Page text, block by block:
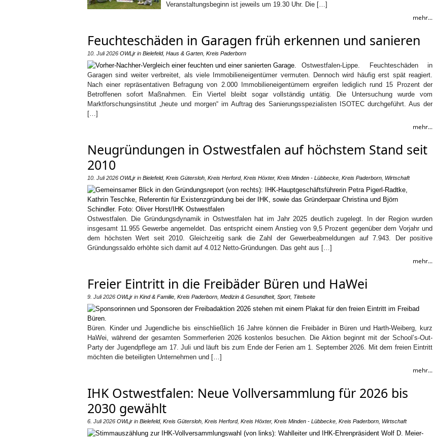
Veranstaltungsbeginn ist jeweils um 19.30 Uhr. Die […]
mehr...
Feuchteschäden in Garagen früh erkennen und sanieren
10. Juli 2026 OWLjr in Bielefeld, Haus & Garten Kreis Paderborn
Ostwestfalen-Lippe. Feuchteschäden in
Garagen sind weiter verbreitet, als viele Immobilieneigentümer vermuten. Dennoch wird häufig erst spät reagiert.
Nach einer repräsentativen Befragung von 2.000 Immobilieneigentümern ergreifen lediglich rund 15 Prozent der
Betroffenen sofort Maßnahmen. Ein Viertel bleibt sogar vollständig untätig. Die Untersuchung wurde vom
Marktforschungsinstitut „heute und morgen“ im Auftrag des Sanierungsspezialisten ISOTEC durchgeführt. Aus der
[…]
mehr...
Neugründungen in Ostwestfalen auf höchstem Stand seit
2010
10. Juli 2026 OWLjr in Bielefeld, Kreis Gütersloh Kreis Herford, Kreis Höxter, Kreis Minden - Lübbecke Kreis Paderborn Wirtschaft
Ostwestfalen. Die Gründungsdynamik in Ostwestfalen hat im Jahr 2025 deutlich zugelegt. In der Region wurden
insgesamt 11.955 Gewerbe angemeldet. Das entspricht einem Anstieg von 9,5 Prozent gegenüber dem Vorjahr und
dem höchsten Wert seit 2010. Gleichzeitig sank die Zahl der Gewerbeabmeldungen auf 7.943. Der positive
Gründungssaldo erhöhte sich damit auf 4.012 Netto-Gründungen. Das geht aus […]
mehr...
Freier Eintritt in die Freibäder Büren und HaWei
9. Juli 2026 OWLjr in Kind & Familie Kreis Paderborn Medizin & Gesundheit, Sport, Titelseite
Büren. Kinder und Jugendliche bis einschließlich 16 Jahre können die Freibäder in Büren und Harth-Weiberg, kurz
HaWei, während der gesamten Sommerferien 2026 kostenlos besuchen. Die Aktion beginnt mit der School’s-Out-
Party der Jugendpflege am 17. Juli und läuft bis zum Ende der Ferien am 1. September 2026. Mit dem freien Eintritt
möchten die beteiligten Unternehmen und […]
mehr...
IHK Ostwestfalen: Neue Vollversammlung für 2026 bis
2030 gewählt
6. Juli 2026 OWLjr in Bielefeld, Kreis Gütersloh Kreis Herford, Kreis Höxter, Kreis Minden - Lübbecke Kreis Paderborn Wirtschaft